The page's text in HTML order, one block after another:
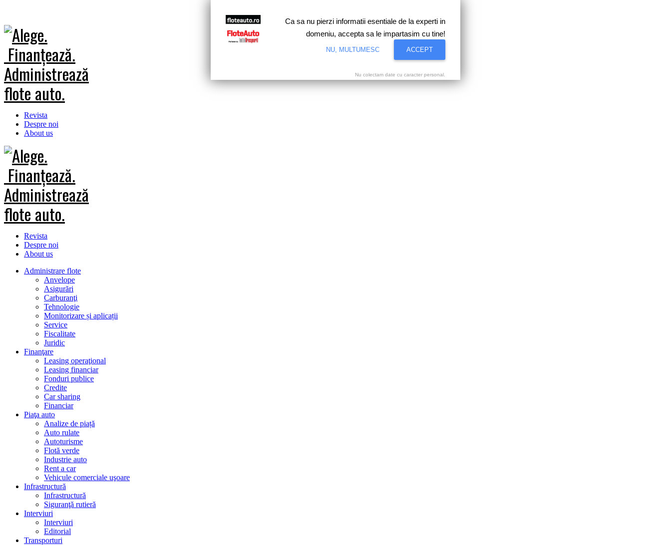
Revista
Despre noi
About us
Revista
Despre noi
About us
Administrare flote
Anvelope
Asigurări
Carburanţi
Tehnologie
Monitorizare și aplicații
Service
Fiscalitate
Juridic
Finanţare
Leasing operaţional
Leasing financiar
Fonduri publice
Credite
Car sharing
Financiar
Piaţa auto
Analize de piață
Auto rulate
Autoturisme
Flotă verde
Industrie auto
Rent a car
Vehicule comerciale uşoare
Infrastructură
Infrastructură
Siguranţă rutieră
Interviuri
Interviuri
Editorial
Transporturi
Ca sa nu pierzi informatii esentiale de la experti in
domeniu, accepta sa le impartasim cu tine!
NU, MULTUMESC ACCEPT
Nu colectam date cu caracter personal.